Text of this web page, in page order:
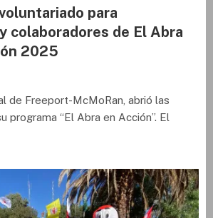
para
colaboradores de El Abra
2025
de Freeport-McMoRan, abrió las
programa “El Abra en Acción”. El